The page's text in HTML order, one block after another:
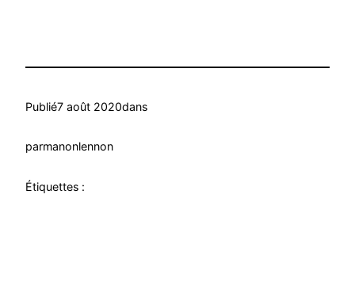
Publié7 août 2020dans
parmanonlennon
Étiquettes :